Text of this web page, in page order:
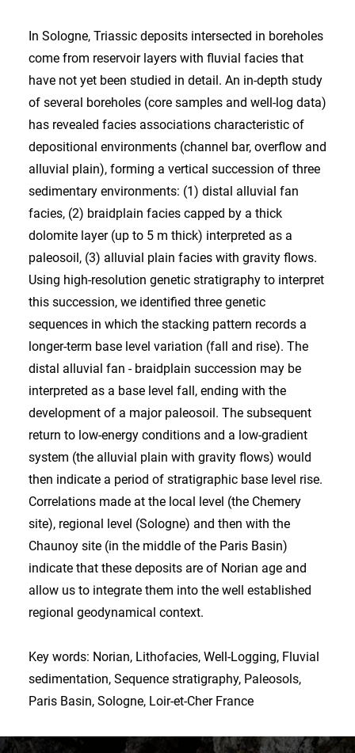
In Sologne, Triassic deposits intersected in boreholes
come from reservoir layers with fluvial facies that
have not yet been studied in detail. An in-depth study
of several boreholes (core samples and well-log data)
has revealed facies associations characteristic of
depositional environments (channel bar, overflow and
alluvial plain), forming a vertical succession of three
sedimentary environments: (1) distal alluvial fan
facies, (2) braidplain facies capped by a thick
dolomite layer (up to 5 m thick) interpreted as a
paleosoil, (3) alluvial plain facies with gravity flows.
Using high-resolution genetic stratigraphy to interpret
this succession, we identified three genetic
sequences in which the stacking pattern records a
longer-term base level variation (fall and rise). The
distal alluvial fan - braidplain succession may be
interpreted as a base level fall, ending with the
development of a major paleosoil. The subsequent
return to low-energy conditions and a low-gradient
system (the alluvial plain with gravity flows) would
then indicate a period of stratigraphic base level rise.
Correlations made at the local level (the Chemery
site), regional level (Sologne) and then with the
Chaunoy site (in the middle of the Paris Basin)
indicate that these deposits are of Norian age and
allow us to integrate them into the well established
regional geodynamical context.
Key words: Norian, Lithofacies, Well-Logging, Fluvial
sedimentation, Sequence stratigraphy, Paleosols,
Paris Basin, Sologne, Loir-et-Cher France